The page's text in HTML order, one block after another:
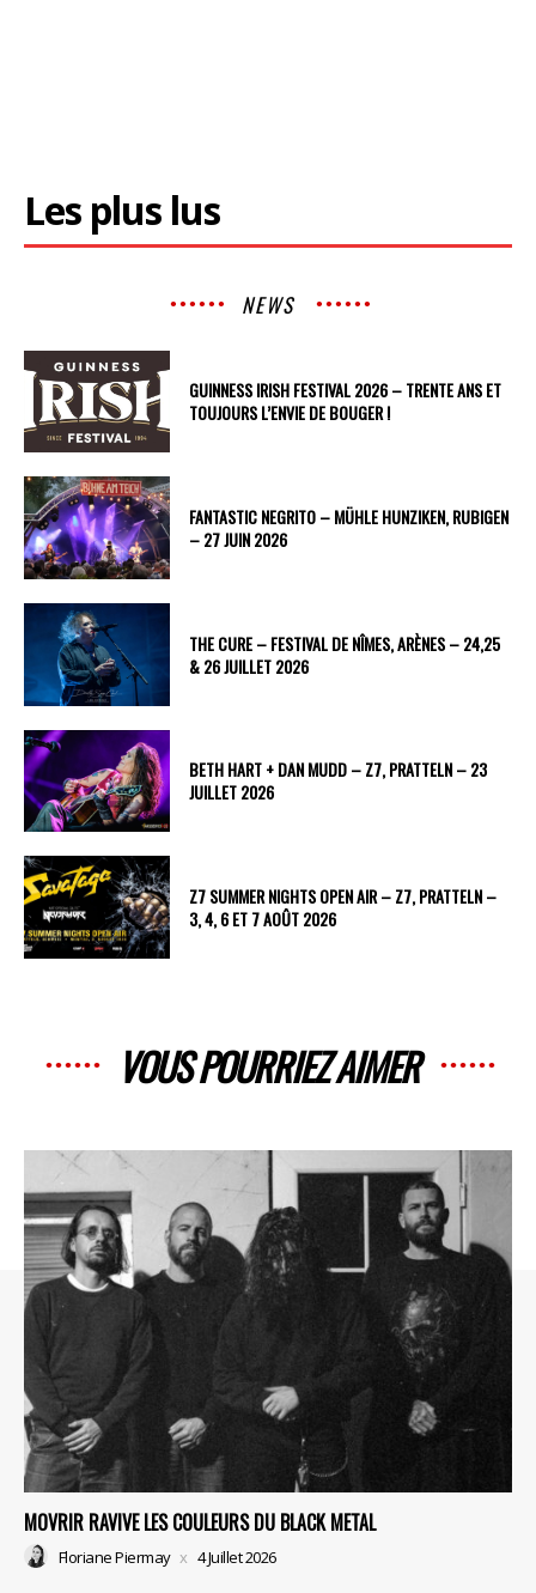
Les plus lus
NEWS
GUINNESS IRISH FESTIVAL 2026 – TRENTE ANS ET
TOUJOURS L’ENVIE DE BOUGER !
FANTASTIC NEGRITO – MÜHLE HUNZIKEN, RUBIGEN
– 27 JUIN 2026
THE CURE – FESTIVAL DE NÎMES, ARÈNES – 24,25
& 26 JUILLET 2026
BETH HART + DAN MUDD – Z7, PRATTELN – 23
JUILLET 2026
Z7 SUMMER NIGHTS OPEN AIR – Z7, PRATTELN –
3, 4, 6 ET 7 AOÛT 2026
VOUS POURRIEZ AIMER
MOVRIR RAVIVE LES COULEURS DU BLACK METAL
Floriane Piermay 4 Juillet 2026